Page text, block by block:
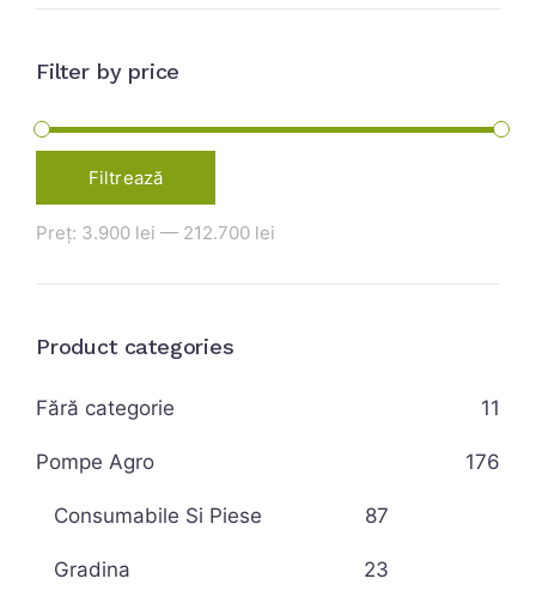
Filter by price
Filtrează
Preț: 3.900 lei — 212.700 lei
Product categories
Fără categorie 11
Pompe Agro 176
Consumabile Si Piese 87
Gradina 23